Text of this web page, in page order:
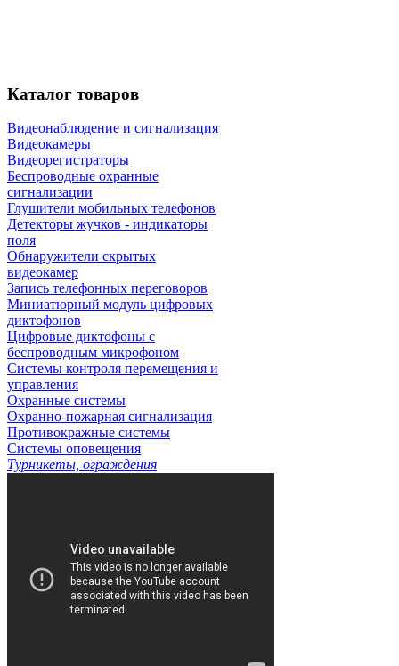
Каталог товаров
Видеонаблюдение и сигнализация
Видеокамеры
Видеорегистраторы
Беспроводные охранные
сигнализации
Глушители мобильных телефонов
Детекторы жучков - индикаторы
поля
Обнаружители скрытых
видеокамер
Запись телефонных переговоров
Миниатюрный модуль цифровых
диктофонов
Цифровые диктофоны с
беспроводным микрофоном
Системы контроля перемещения и
управления
Охранные системы
Охранно-пожарная сигнализация
Противокражные системы
Системы оповещения
Турникеты, ограждения